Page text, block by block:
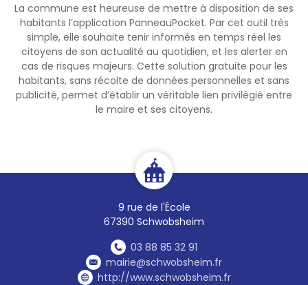
La commune est heureuse de mettre à disposition de ses
habitants l’application PanneauPocket. Par cet outil très
simple, elle souhaite tenir informés en temps réel les
citoyens de son actualité au quotidien, et les alerter en
cas de risques majeurs. Cette solution gratuite pour les
habitants, sans récolte de données personnelles et sans
publicité, permet d’établir un véritable lien privilégié entre
le maire et ses citoyens.
9 rue de l'École
67390 Schwobsheim
03 88 85 32 91
mairie@schwobsheim.fr
http://www.schwobsheim.fr